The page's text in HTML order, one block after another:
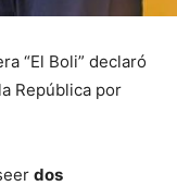
“El Boli” declaró
República por
dos